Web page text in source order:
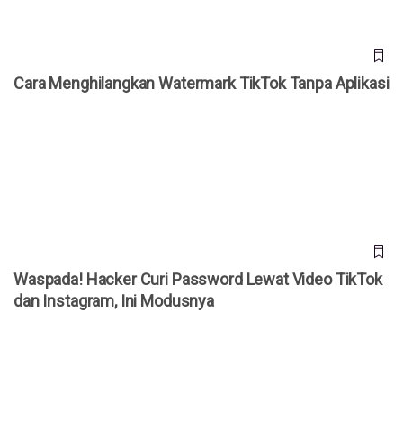
Cara Menghilangkan Watermark TikTok Tanpa Aplikasi
Waspada! Hacker Curi Password Lewat Video TikTok
dan Instagram, Ini Modusnya